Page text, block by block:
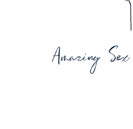
Amazing